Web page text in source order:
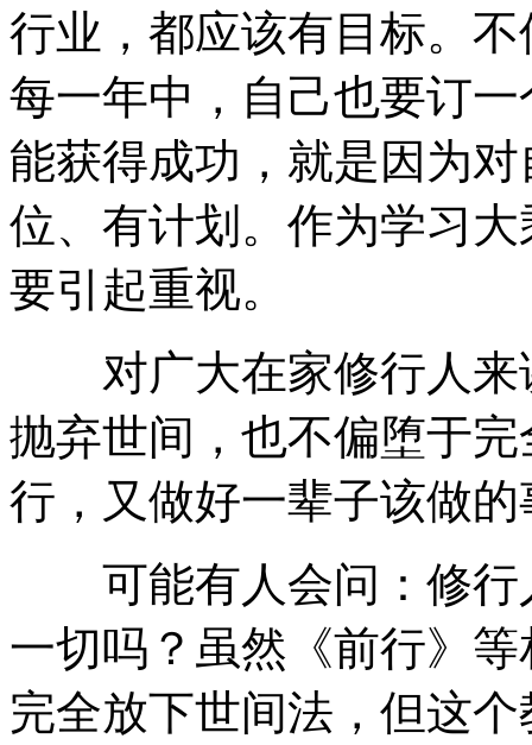
行业，都应该有目标。
每一年中，自己也要订
能获得成功，就是因为
位、有计划。作为学习
要引起重视。
对广大在家修行人来
抛弃世间，也不偏堕于
行，又做好一辈子该做
可能有人会问：修行
一切吗？虽然《前行》
完全放下世间法，但这